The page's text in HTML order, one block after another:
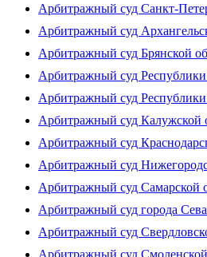
Арбитражный суд Санкт-
Арбитражный суд
Арбитражный суд Брянской
Арбитражный суд
Арбитражный суд
Арбитражный суд Калужской
Арбитражный суд
Арбитражный суд
Арбитражный суд Самарской
Арбитражный суд города
Арбитражный суд
Арбитражный суд Смоленской